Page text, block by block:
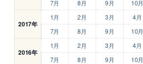
7月
8月 9月 10月
2017年
1月 2月 3月 4月
7月
8月 9月 10月
2016年
1月 2月 3月 4月
7月
8月 9月 10月